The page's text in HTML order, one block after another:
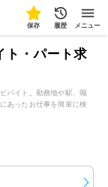
保存 履歴 メニュー
ト・パート求
バイト。勤務地や駅、職
あったお仕事を簡単に検